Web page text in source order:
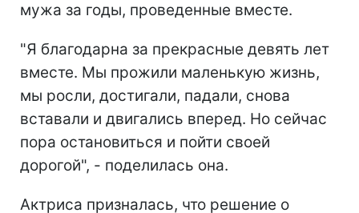
мужа за годы, проведенные вместе.
"Я благодарна за прекрасные девять лет
вместе. Мы прожили маленькую жизнь,
мы росли, достигали, падали, снова
вставали и двигались вперед. Но сейчас
пора остановиться и пойти своей
дорогой", - поделилась она.
Актриса призналась, что решение о